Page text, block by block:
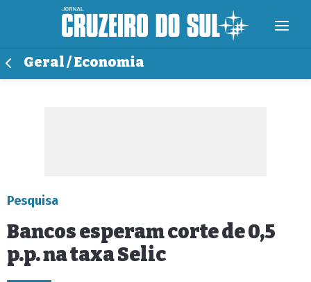
Geral / Economia
Pesquisa
Bancos esperam corte de 0,5
p.p. na taxa Selic